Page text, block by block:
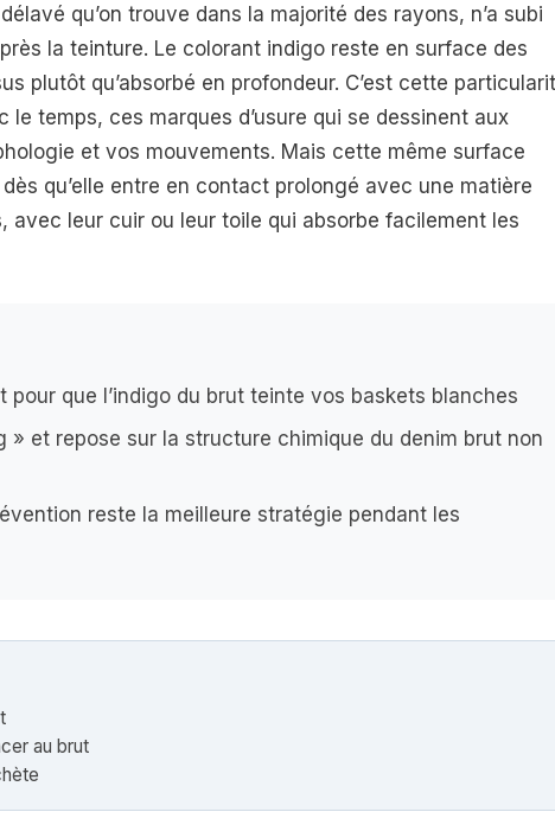
qu’on trouve dans la majorité des rayons, n’a subi
la teinture. Le colorant indigo reste en surface des
plutôt qu’absorbé en profondeur. C’est cette
temps, ces marques d’usure qui se dessinent aux
et vos mouvements. Mais cette même surface
qu’elle entre en contact prolongé avec une matière
avec leur cuir ou leur toile qui absorbe facilement les
pour que l’indigo du brut teinte vos baskets blanches
» et repose sur la structure chimique du denim brut non
reste la meilleure stratégie pendant les
au brut